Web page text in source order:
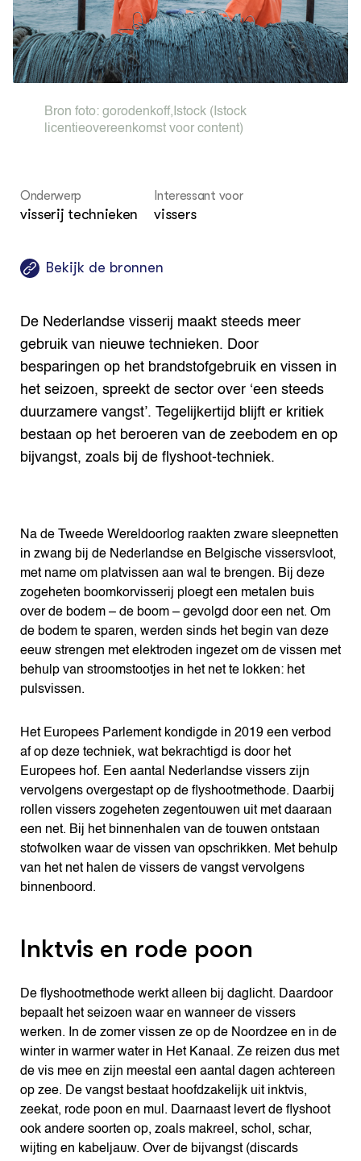
Columns & Blogs
ZIE OOK
In de regio
Lectoraten
Practoraten
LEREN
Wiki Groen Kennisnet
Over ons
Search the Knowledge base
Bron foto: gorodenkoff, Istock(Istock
licentieovereenkomst voor content)
Onderwerp
visserij technieken
Interessant voor
vissers
Bekijk de bronnen
De Nederlandse visserij maakt steeds meer
gebruik van nieuwe technieken. Door
besparingen op het brandstofgebruik en vissen in
het seizoen, spreekt de sector over ‘een steeds
duurzamere vangst’. Tegelijkertijd blijft er kritiek
bestaan op het beroeren van de zeebodem en op
bijvangst, zoals bij de flyshoot-techniek.
Na de Tweede Wereldoorlog raakten zware sleepnetten
in zwang bij de Nederlandse en Belgische vissersvloot,
met name om platvissen aan wal te brengen. Bij deze
zogeheten boomkorvisserij ploegt een metalen buis
over de bodem – de boom – gevolgd door een net. Om
de bodem te sparen, werden sinds het begin van deze
eeuw strengen met elektroden ingezet om de vissen met
behulp van stroomstootjes in het net te lokken: het
pulsvissen.
Het Europees Parlement kondigde in 2019 een verbod
af op deze techniek, wat bekrachtigd is door het
Europees hof. Een aantal Nederlandse vissers zijn
vervolgens overgestapt op de flyshootmethode. Daarbij
rollen vissers zogeheten zegentouwen uit met daaraan
een net. Bij het binnenhalen van de touwen ontstaan
stofwolken waar de vissen van opschrikken. Met behulp
van het net halen de vissers de vangst vervolgens
binnenboord.
Inktvis en rode poon
De flyshootmethode werkt alleen bij daglicht. Daardoor
bepaalt het seizoen waar en wanneer de vissers
werken. In de zomer vissen ze op de Noordzee en in de
winter in warmer water in Het Kanaal. Ze reizen dus met
de vis mee en zijn meestal een aantal dagen achtereen
op zee. De vangst bestaat hoofdzakelijk uit inktvis,
zeekat, rode poon en mul. Daarnaast levert de flyshoot
ook andere soorten op, zoals makreel, schol, schar,
wijting en kabeljauw. Over de bijvangst (discards